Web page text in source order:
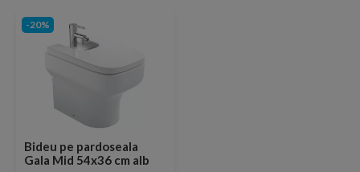
-20%
Bideu pe pardoseala
Gala Mid 54x36 cm alb